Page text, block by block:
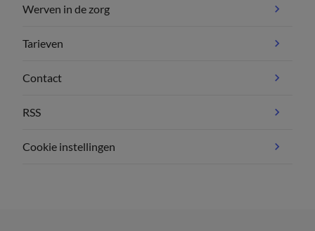
Werven in de zorg
Tarieven
Contact
RSS
Cookie instellingen